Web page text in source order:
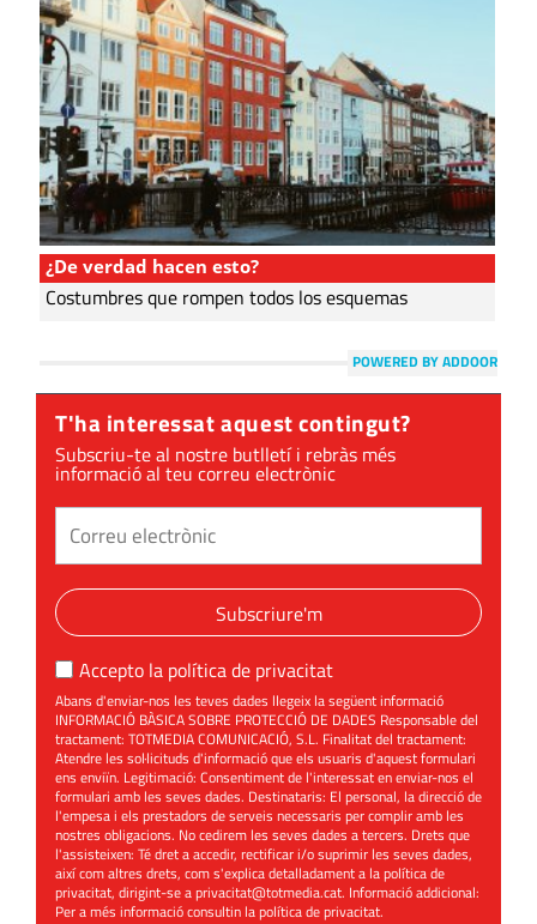
¿De verdad hacen esto?
Costumbres que rompen todos los esquemas
POWERED BY ADDOOR
T'ha interessat aquest contingut?
Subscriu-te al nostre butlletí i rebràs més
informació al teu correu electrònic
Subscriure'm
Accepto la política de privacitat
Abans d'enviar-nos les teves dades llegeix la següent informació
INFORMACIÓ BÀSICA SOBRE PROTECCIÓ DE DADES Responsable del
tractament: TOTMEDIA COMUNICACIÓ, S.L. Finalitat del tractament:
Atendre les sol·licituds d'informació que els usuaris d'aquest formulari
ens enviïn. Legitimació: Consentiment de l'interessat en enviar-nos el
formulari amb les seves dades. Destinataris: El personal, la direcció de
l'empesa i els prestadors de serveis necessaris per complir amb les
nostres obligacions. No cedirem les seves dades a tercers. Drets que
l'assisteixen: Té dret a accedir, rectificar i/o suprimir les seves dades,
així com altres drets, com s'explica detalladament a la política de
privacitat, dirigint-se aprivacitat@totmedia.cat. Informació addicional:
Per a més informació consultin lapolítica de privacitat.